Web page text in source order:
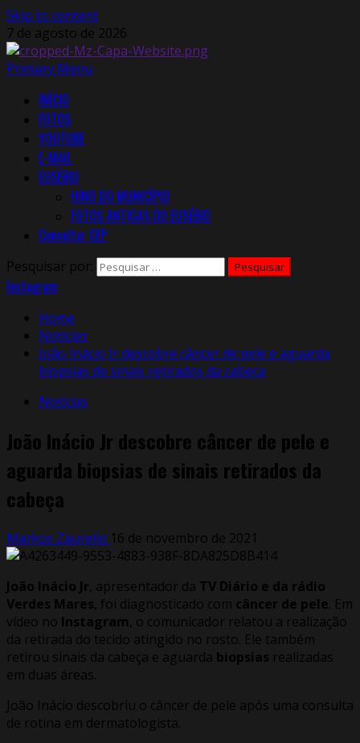
Skip to content
7 de agosto de 2026
Primary Menu
INÍCIO
FOTOS
YOUTUBE
E-MAIL
EUSÉBIO
HINO DO MUNICÍPIO
FOTOS ANTIGAS DO EUSÉBIO
Consultar CEP
Pesquisar por:
Instagram
Home
Notícias
João Inácio Jr descobre câncer de pele e aguarda
biopsias de sinais retirados da cabeça
Notícias
João Inácio Jr descobre câncer de pele e
aguarda biopsias de sinais retirados da
cabeça
Markos Zaurelio 16 de novembro de 2021
João Inácio Jr , apresentador da TV Diário e da rádio
Verdes Mares , foi diagnosticado com câncer de pele. Em
vídeo no Instagram , o comunicador relatou a realização
da retirada do tecido atingido no rosto. Ele também
retirou sinais da cabeça e aguarda biopsias realizadas
em duas áreas.
João Inácio descobriu o câncer de pele após uma consulta
de rotina em dermatologista.